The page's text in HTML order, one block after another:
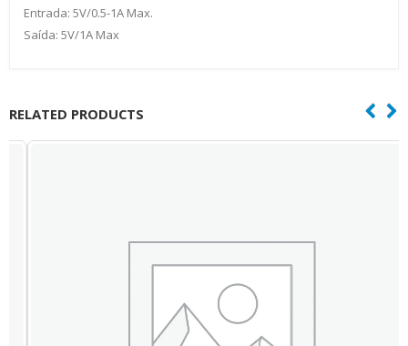
Entrada: 5V/0.5-1A Max.
Saída: 5V/1A Max
RELATED PRODUCTS